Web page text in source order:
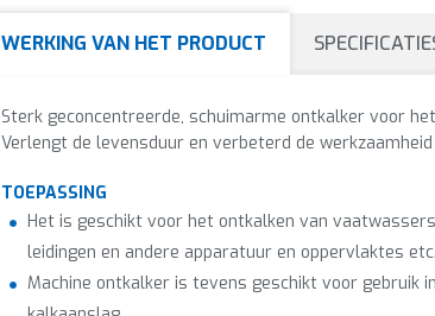
WERKING VAN HET PRODUCT
Sterk geconcentreerde, schuimarme ontkalker voor
Verlengt de levensduur en verbeterd de
TOEPASSING
Het is geschikt voor het ontkalken van
leidingen en andere apparatuur en oppervlaktes etc.
Machine ontkalker is tevens geschikt voor gebruik